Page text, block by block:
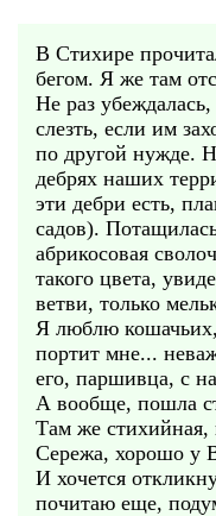
В Стихире
бегом. Я же там
Не раз
слезть, если им
по другой нужде.
дебрях наших
эти дебри есть,
садов).
абрикосовая
такого цвета,
ветви, только
Я люблю
портит мне...
его, паршивца, с
А вообще, пошла
Там же стихийная,
Сережа, хорошо у
И хочется
почитаю еще,